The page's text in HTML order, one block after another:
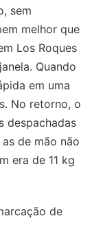
sem
melhor que
Los Roques
Quando
em uma
No retorno, o
despachadas
de mão não
era de 11 kg
de